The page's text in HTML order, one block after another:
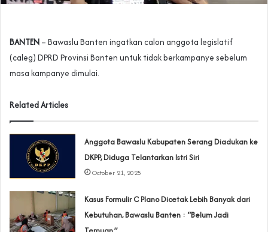
BANTEN – Bawaslu Banten ingatkan calon anggota legislatif
(caleg) DPRD Provinsi Banten untuk tidak berkampanye sebelum
masa kampanye dimulai.
Related Articles
Anggota Bawaslu Kabupaten Serang Diadukan ke
DKPP, Diduga Telantarkan Istri Siri
October 21, 2025
Kasus Formulir C Plano Dicetak Lebih Banyak dari
Kebutuhan, Bawaslu Banten : “Belum Jadi